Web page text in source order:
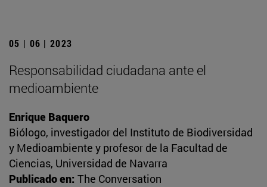
05 | 06 | 2023
Responsabilidad ciudadana ante el
medioambiente
Enrique Baquero
Biólogo, investigador del Instituto de Biodiversidad
y Medioambiente y profesor de la Facultad de
Ciencias, Universidad de Navarra
Publicado en: The Conversation